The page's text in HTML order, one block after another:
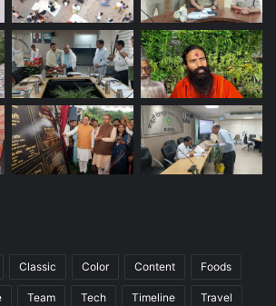
Classic Color Content Foods
Team Tech Timeline Travel